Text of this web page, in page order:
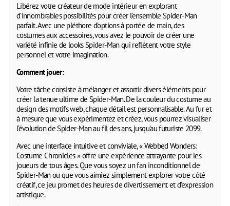
Libérez votre créateur de mode intérieur en explorant
d’innombrables possibilités pour créer l’ensemble Spider-Man
parfait. Avec une pléthore d’options à portée de main, des
costumes aux accessoires, vous avez le pouvoir de créer une
variété infinie de looks Spider-Man qui reflètent votre style
personnel et votre imagination.
Comment jouer:
Votre tâche consiste à mélanger et assortir divers éléments pour
créer la tenue ultime de Spider-Man. De la couleur du costume au
design des motifs web, chaque détail est personnalisable. Au fur et
à mesure que vous expérimentez et créez, vous pourrez visualiser
l’évolution de Spider-Man au fil des ans, jusqu’au futuriste 2099.
Avec une interface intuitive et conviviale, « Webbed Wonders:
Costume Chronicles » offre une expérience attrayante pour les
joueurs de tous âges. Que vous soyez un fan inconditionnel de
Spider-Man ou que vous aimiez simplement explorer votre côté
créatif, ce jeu promet des heures de divertissement et d’expression
artistique.